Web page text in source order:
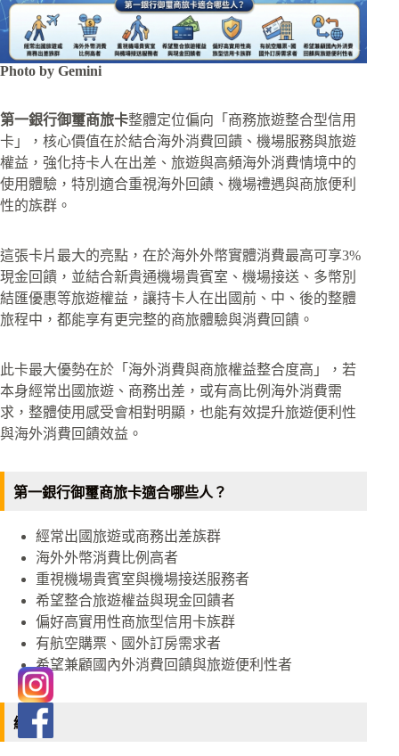
Photo by Gemini
第一銀行御璽商旅卡整體定位偏向「商務旅遊整合型信用
卡」，核心價值在於結合海外消費回饋、機場服務與旅遊
權益，強化持卡人在出差、旅遊與高頻海外消費情境中的
使用體驗，特別適合重視海外回饋、機場禮遇與商旅便利
性的族群。
這張卡片最大的亮點，在於海外外幣實體消費最高可享3%
現金回饋，並結合新貴通機場貴賓室、機場接送、多幣別
結匯優惠等旅遊權益，讓持卡人在出國前、中、後的整體
旅程中，都能享有更完整的商旅體驗與消費回饋。
此卡最大優勢在於「海外消費與商旅權益整合度高」，若
本身經常出國旅遊、商務出差，或有高比例海外消費需
求，整體使用感受會相對明顯，也能有效提升旅遊便利性
與海外消費回饋效益。
第一銀行御璽商旅卡適合哪些人？
經常出國旅遊或商務出差族群
海外外幣消費比例高者
重視機場貴賓室與機場接送服務者
希望整合旅遊權益與現金回饋者
偏好高實用性商旅型信用卡族群
有航空購票、國外訂房需求者
希望兼顧國內外消費回饋與旅遊便利性者
總結